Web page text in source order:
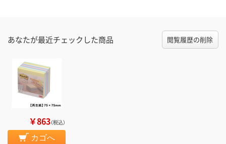
あなたが最近チェックした商品 閲覧履歴の削除
￥863（税込）
カゴへ